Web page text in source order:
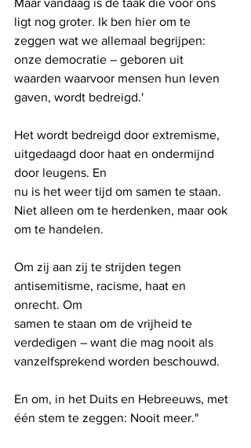
Maar vandaag is de taak die voor ons
ligt nog groter. Ik ben hier om te
zeggen wat we allemaal begrijpen:
onze democratie – geboren uit
waarden waarvoor mensen hun leven
gaven, wordt bedreigd.'
Het wordt bedreigd door extremisme,
uitgedaagd door haat en ondermijnd
door leugens. En
nu is het weer tijd om samen te staan.
Niet alleen om te herdenken, maar ook
om te handelen.
Om zij aan zij te strijden tegen
antisemitisme, racisme, haat en
onrecht. Om
samen te staan ​​om de vrijheid te
verdedigen – want die mag nooit als
vanzelfsprekend worden beschouwd.
En om, in het Duits en Hebreeuws, met
één stem te zeggen: Nooit meer."